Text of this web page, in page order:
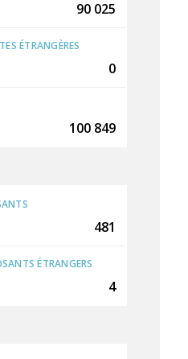
90 025
ÉTRANGÈRES
0
100 849
481
ÉTRANGERS
4